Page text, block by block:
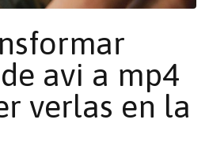
avi a mp4
verlas en la